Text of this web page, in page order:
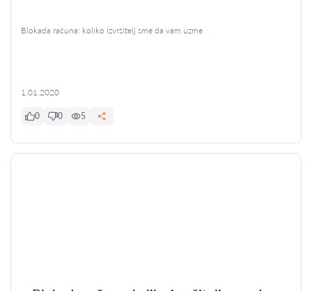
Blokada računa: koliko izvršitelj sme da vam uzme
1.01.2020
0 0 5